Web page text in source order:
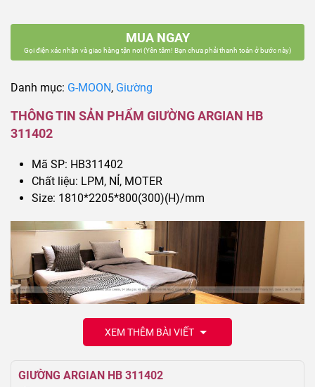
MUA NGAY
Gọi điện xác nhận và giao hàng tận nơi (Yên tâm! Bạn chưa phải thanh toán ở bước này)
Danh mục: G-MOON, Giường
THÔNG TIN SẢN PHẨM GIƯỜNG ARGIAN HB
311402
Mã SP: HB311402
Chất liệu: LPM, NỈ, MOTER
Size: 1810*2205*800(300)(H)/mm
XEM THÊM BÀI VIẾT
GIƯỜNG ARGIAN HB 311402